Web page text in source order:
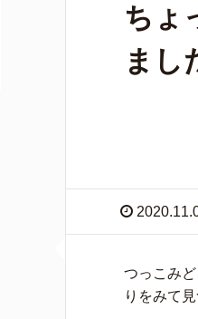
ちょ
まし
つっこみ
りをみて